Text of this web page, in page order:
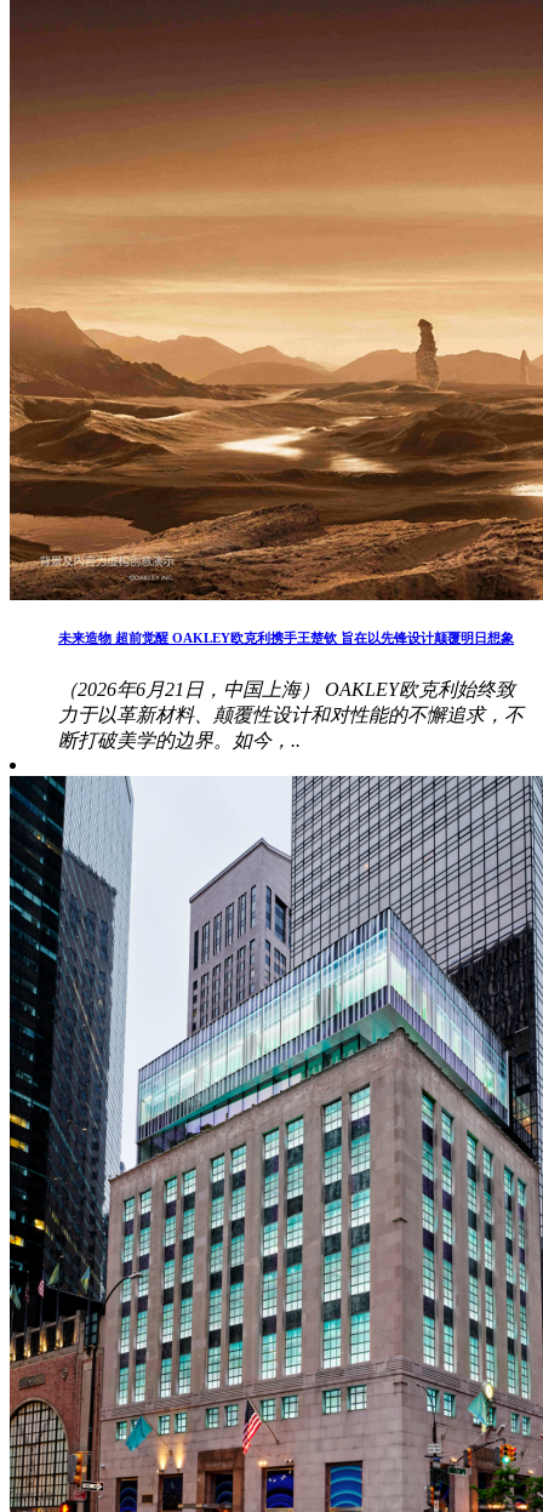
未来造物 超前觉醒 OAKLEY欧克利携手王楚钦 旨在以先锋设计颠覆明日想象
（2026年6月21日，中国上海） OAKLEY欧克利始终致
力于以革新材料、颠覆性设计和对性能的不懈追求，不
断打破美学的边界。如今，..